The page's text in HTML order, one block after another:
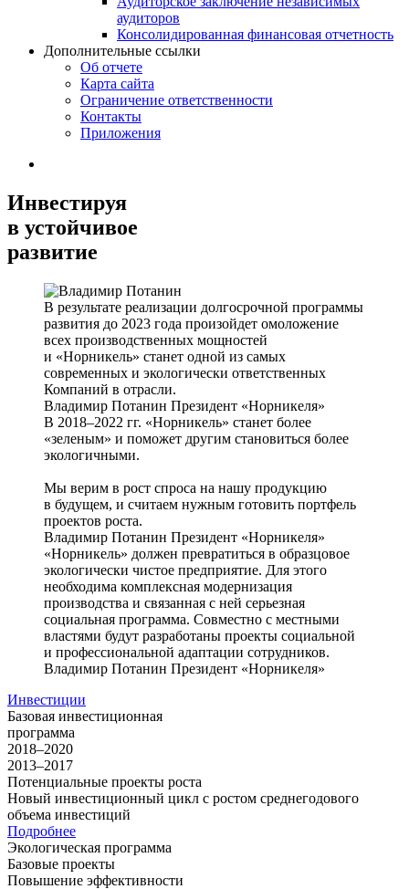
аудиторов
Консолидированная финансовая отчетность
Дополнительные ссылки
Об отчете
Карта сайта
Ограничение ответственности
Контакты
Приложения
Инвестируя
в устойчивое
развитие
В результате реализации долгосрочной программы
развития до 2023 года произойдет омоложение
всех производственных мощностей
и «Норникель» станет одной из самых
современных и экологически ответственных
Компаний в отрасли.
Владимир Потанин Президент «Норникеля»
В 2018–2022 гг. «Норникель» станет более
«зеленым» и поможет другим становиться более
экологичными.
Мы верим в рост спроса на нашу продукцию
в будущем, и считаем нужным готовить портфель
проектов роста.
Владимир Потанин Президент «Норникеля»
«Норникель» должен превратиться в образцовое
экологически чистое предприятие. Для этого
необходима комплексная модернизация
производства и связанная с ней серьезная
социальная программа. Совместно с местными
властями будут разработаны проекты социальной
и профессиональной адаптации сотрудников.
Владимир Потанин Президент «Норникеля»
Инвестиции
Базовая инвестиционная
программа
2018–2020
2013–2017
Потенциальные проекты роста
Новый инвестиционный цикл с ростом среднегодового
объема инвестиций
Подробнее
Экологическая программа
Базовые проекты
Повышение эффективности